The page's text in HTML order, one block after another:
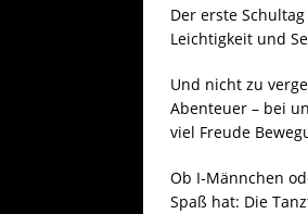
Der erste
Leichtigkeit und
Und nicht zu
Abenteuer – bei
viel Freude
Ob I-Männchen
Spaß hat: Die